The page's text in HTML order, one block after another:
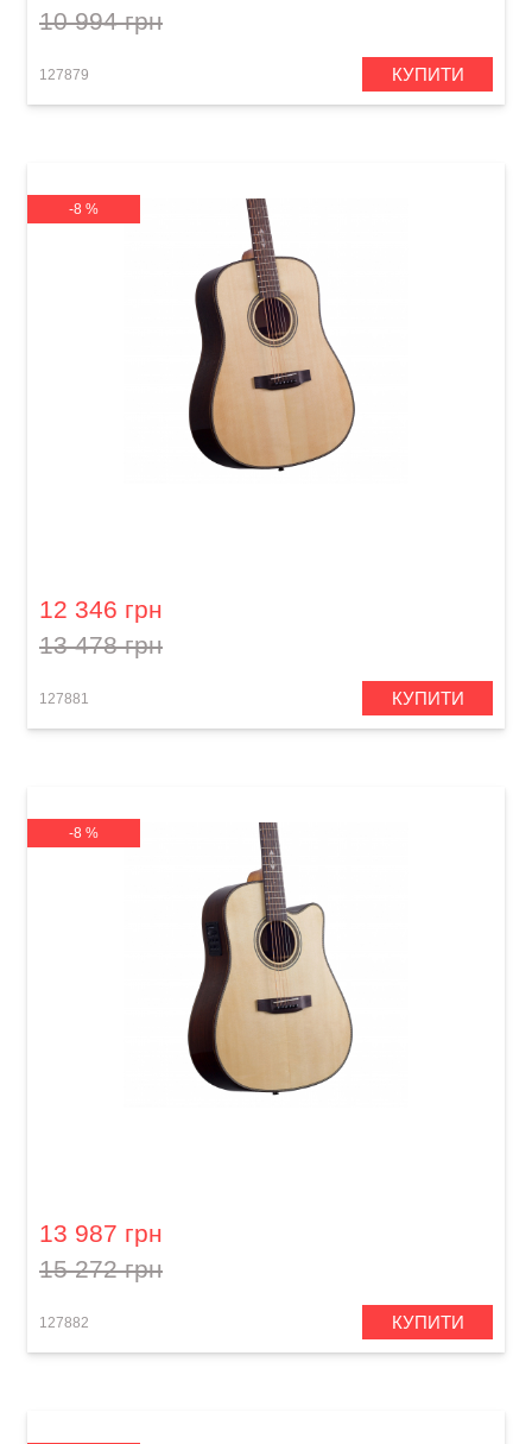
10 994 грн
127879 КУПИТИ
-8 %
12 346 грн
13 478 грн
127881 КУПИТИ
-8 %
13 987 грн
15 272 грн
127882 КУПИТИ